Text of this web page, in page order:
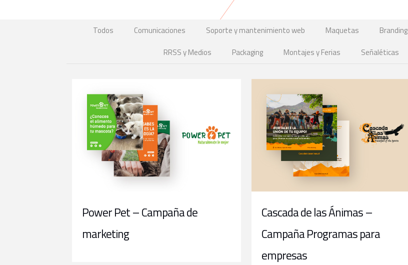
Todos Comunicaciones Soporte y mantenimiento web Maquetas Branding
RRSS y Medios
Packaging Montajes y Ferias Señaléticas
Power Pet – Campaña de
marketing
Cascada de las Ánimas –
Campaña Programas para
empresas